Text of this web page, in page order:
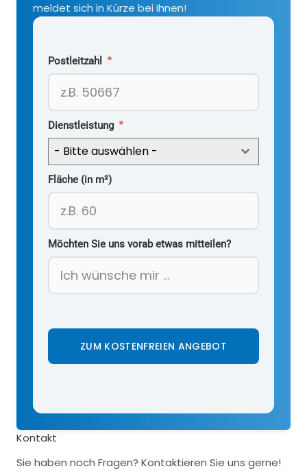
meldet sich in Kürze bei Ihnen!
Postleitzahl *
Dienstleistung *
- Bitte auswählen -
Fläche (in m²)
Möchten Sie uns vorab etwas mitteilen?
ZUM KOSTENFREIEN ANGEBOT
Kontakt
Sie haben noch Fragen? Kontaktieren Sie uns gerne!